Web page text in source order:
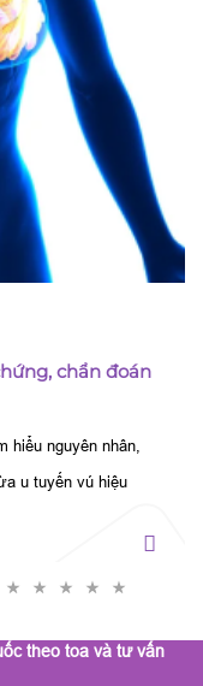
chẩn đoán
hiểu nguyên nhân,
u tuyến vú hiệu
theo toa và tư vấn